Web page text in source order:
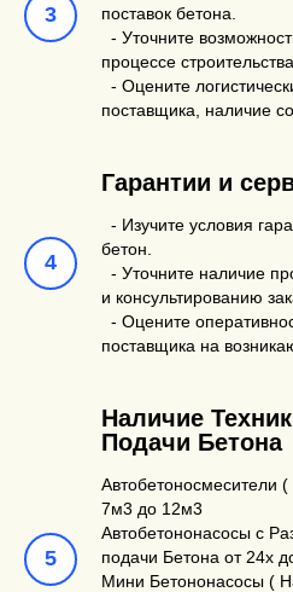
поставок бетона.
- Уточните
процессе строительства.
- Оцените
поставщика, наличие
Гарантии и
- Изучите условия
бетон.
- Уточните наличие
и консультированию
- Оцените
поставщика на
Наличие
Подачи Бетона
Автобетоносмесители
7м3 до 12м3
Автобетононасосы с
подачи Бетона от 24х
Мини Бетононасосы (